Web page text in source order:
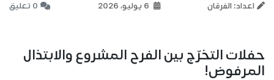
اعداد: الفرقان 0 تعليق
حفلات التخرّج بين الفرح المشروع والابتذال
المرفوض!